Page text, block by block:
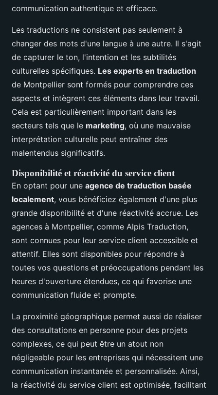
communication authentique et efficace.
Les traductions ne consistent pas seulement à
changer des mots d'une langue à une autre. Il s'agit
de capturer le ton, l'intention et les subtilités
culturelles spécifiques. Les experts en traduction
de Montpellier sont formés pour comprendre ces
aspects et intègrent ces éléments dans leur travail.
Cela est particulièrement important dans les
secteurs tels que le marketing, où une mauvaise
interprétation culturelle peut entraîner des
malentendus significatifs.
Disponibilité et réactivité du service client
En optant pour une agence de traduction basée
localement, vous bénéficiez également d'une plus
grande disponibilité et d'une réactivité accrue. Les
agences à Montpellier, comme Alpis Traduction,
sont connues pour leur service client accessible et
attentif. Elles sont disponibles pour répondre à
toutes vos questions et préoccupations pendant les
heures d'ouverture étendues, ce qui favorise une
communication fluide et prompte.
La proximité géographique permet aussi de réaliser
des consultations en personne pour des projets
complexes, ce qui peut être un atout non
négligeable pour les entreprises qui nécessitent une
communication instantanée et personnalisée. Ainsi,
la réactivité du service client est optimisée, facilitant